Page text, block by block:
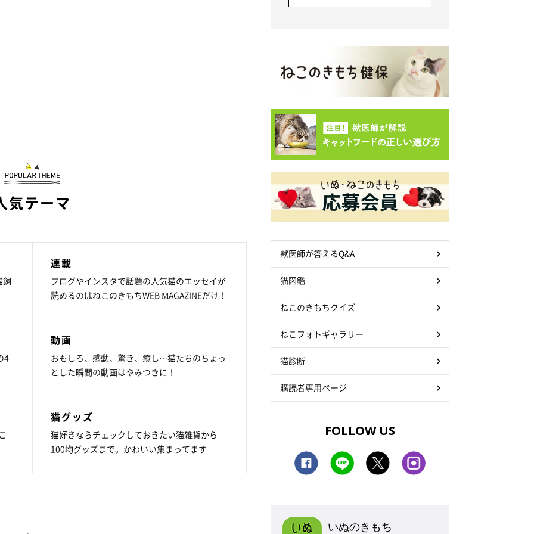
気テーマ
飼
連載
ブログやインスタで話題の人気猫のエッセイが
読めるのはねこのきもちWEB MAGAZINEだけ！
4
動画
おもしろ、感動、驚き、癒し…猫たちのちょっ
とした瞬間の動画はやみつきに！
猫グッズ
猫好きならチェックしておきたい猫雑貨から
100均グッズまで。かわいい集まってます
獣医師が答えるQ&A
猫図鑑
ねこのきもちクイズ
ねこフォトギャラリー
猫診断
購読者専用ページ
FOLLOW US
いぬのきもち